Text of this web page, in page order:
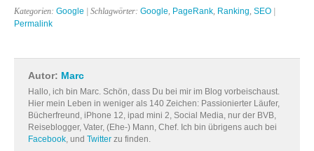
Kategorien: Google | Schlagwörter: Google, PageRank, Ranking, SEO
Permalink
Autor: Marc
Hallo, ich bin Marc. Schön, dass Du bei mir im Blog vorbeischaust.
Hier mein Leben in weniger als 140 Zeichen: Passionierter Läufer,
Bücherfreund, iPhone 12, ipad mini 2, Social Media, nur der BVB,
Reiseblogger, Vater, (Ehe-) Mann, Chef. Ich bin übrigens auch bei
Facebook, und Twitter zu finden.